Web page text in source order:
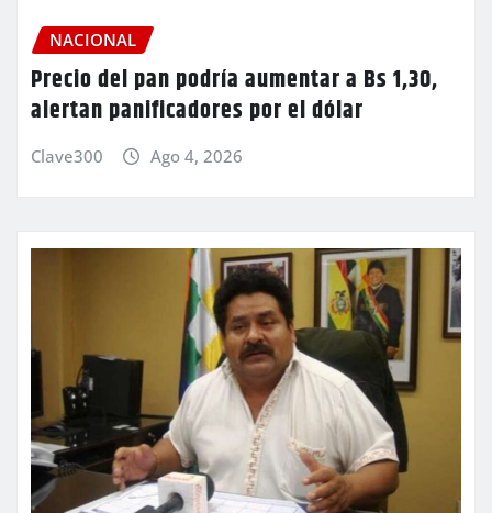
NACIONAL
Precio del pan podría aumentar a Bs 1,30,
alertan panificadores por el dólar
Clave300 Ago 4, 2026